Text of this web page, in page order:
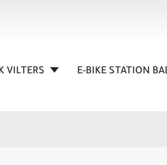
VILTERS E-BIKE STATION